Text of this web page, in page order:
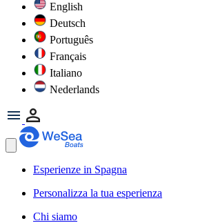
English
Deutsch
Português
Français
Italiano
Nederlands
Esperienze in Spagna
Personalizza la tua esperienza
Chi siamo